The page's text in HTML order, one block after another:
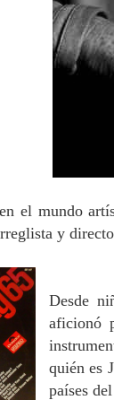
el mundo
y
Desde
aficionó
quién es
países